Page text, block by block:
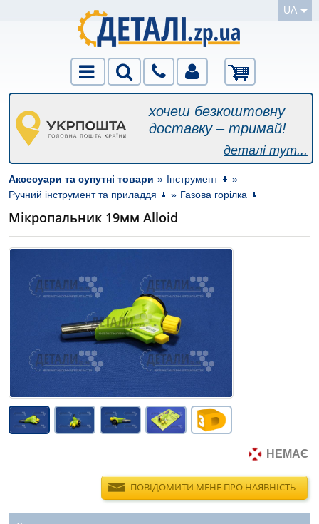
UA
хочеш безкоштовну
доставку – тримай!
деталі тут...
Аксесуари та супутні товари » Інструмент
»
Ручний інструмент та приладдя
» Газова горілка
Мікропальник 19мм Alloid
НЕМАЄ
ПОВІДОМИТИ МЕНЕ ПРО НАЯВНІСТЬ